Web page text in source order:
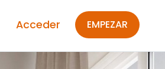
EMPEZAR
Acceder